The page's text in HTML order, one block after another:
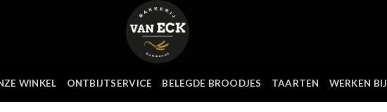
WINKEL ONTBIJTSERVICE BELEGDE BROODJES TAARTEN WERKEN BIJ